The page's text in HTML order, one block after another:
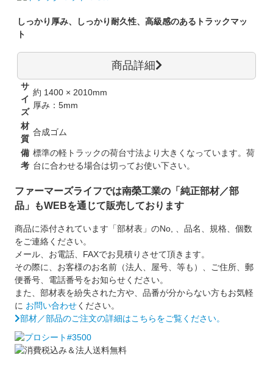
しっかり厚み、しっかり耐久性、高級感のあるトラックマッ
ト
商品詳細
サ
イ
ズ
約 1400 × 2010mm
厚み：5mm
材
質
合成ゴム
備
考
標準の軽トラックの荷台寸法より大きくなっています。荷
台に合わせる場合は切ってお使い下さい。
ファーマーズライフでは南榮工業の「純正部材／部
品」もWEBを通じて販売しております
商品に添付されています「部材表」のNo, 、品名、規格、個数
をご連絡ください。
メール、お電話、FAXでお見積りさせて頂きます。
その際に、お客様のお名前（法人、屋号、等も）、ご住所、郵
便番号、電話番号をお知らせください。
また、部材表を紛失された方や、品番が分からない方もお気軽
に お問い合わせください。
部材／部品のご注文の詳細はこちらをご覧ください。